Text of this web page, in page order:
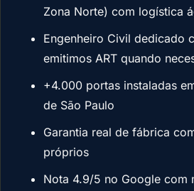
Zona Norte) com logística
Engenheiro Civil dedicado
emitimos ART quando
+4.000 portas instaladas
de São Paulo
Garantia real de fábrica
próprios
Nota 4.9/5 no Google com